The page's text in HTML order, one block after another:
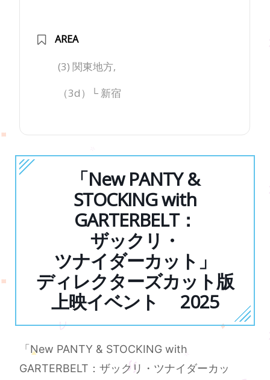
AREA
(3) 関東地方,
（3d）└ 新宿
「New PANTY &
STOCKING with
GARTERBELT：
ザックリ・
ツナイダーカット」
ディレクターズカット版
上映イベント 2025
「New PANTY & STOCKING with
GARTERBELT：ザックリ・ツナイダーカッ